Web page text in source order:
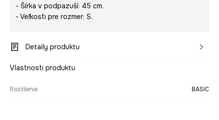
- Šírka v podpazuší: 45 cm.
- Veľkosti pre rozmer: S.
Detaily produktu
Vlastnosti produktu
Rozlíšenie BASIC